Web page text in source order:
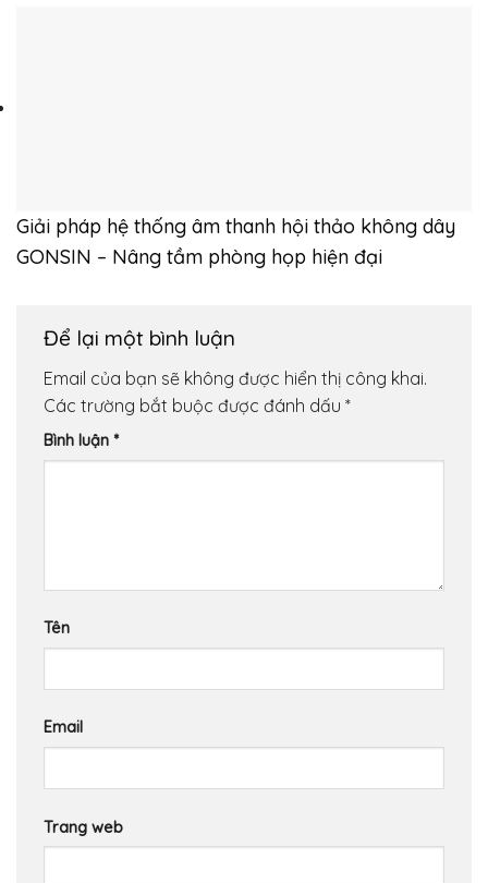
Giải pháp hệ thống âm thanh hội thảo không dây
GONSIN – Nâng tầm phòng họp hiện đại
Để lại một bình luận
Email của bạn sẽ không được hiển thị công khai.
Các trường bắt buộc được đánh dấu *
Bình luận *
Tên
Email
Trang web